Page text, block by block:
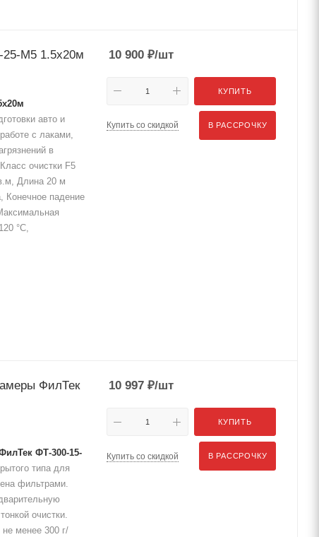
25-М5 1.5x20м
авто и
с лаками,
в
очистки F5
Длина 20 м
Конечное падение
°C,
10 900 ₽/шт
КУПИТЬ
Купить со скидкой В РАССРОЧКУ
ФилТек
ФТ-300-15-
типа для
фильтрами.
очистки.
менее 300 г/
10 997 ₽/шт
КУПИТЬ
Купить со скидкой В РАССРОЧКУ